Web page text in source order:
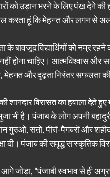
को उड़ान भरने के लिए पंख देने की
करता हूं कि मेहनत और लगन से
के बावजूद विद्यार्थियों को नम्र
होना चाहिए। आत्मविश्वास
मेहनत और दृढ़ता निरंतर सफलता
शानदार विरासत का हवाला देते
भी है। पंजाब के लोग अपनी
गुरुओं, संतों, पीरों-पैगंबरों और
दी। पंजाब की समृद्ध सांस्कृतिक
आगे जोड़ा, “पंजाबी स्वभाव से ही